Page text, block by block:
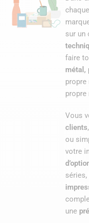
sur un
faire
métal,
propre
propre
Vous
clients
ou
votre
séries,
une